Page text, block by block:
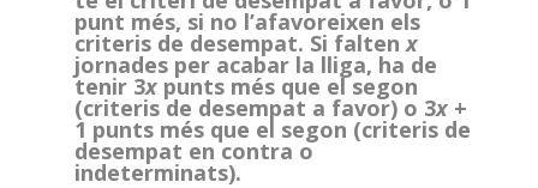
punt més, si no l’afavoreixen els
criteris de desempat. Si faltenx
jornades per acabar la lliga, ha de
tenir 3xpunts més que el segon
(criteris de desempat a favor) o 3x+
1 punts més que el segon (criteris de
desempat en contra o
indeterminats).